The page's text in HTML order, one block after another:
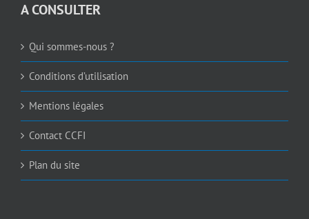
A CONSULTER
Qui sommes-nous ?
Conditions d’utilisation
Mentions légales
Contact CCFI
Plan du site